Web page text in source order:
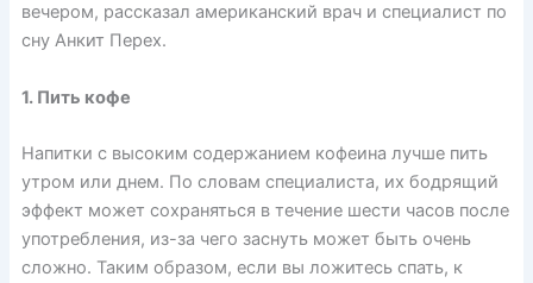
вечером, рассказал американский врач и специалист по
сну Анкит Перех.
1. Пить кофе
Напитки с высоким содержанием кофеина лучше пить
утром или днем. По словам специалиста, их бодрящий
эффект может сохраняться в течение шести часов после
употребления, из-за чего заснуть может быть очень
сложно. Таким образом, если вы ложитесь спать, к